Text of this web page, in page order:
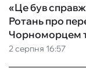
2 серпня 16:57
«Це був
Ротань про
Чорноморцем